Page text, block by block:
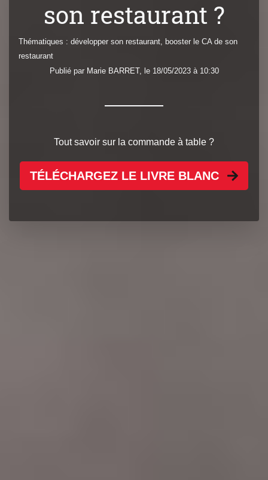
son restaurant ?
Thématiques : développer son restaurant, booster le CA de son
restaurant
Publié par Marie BARRET, le 18/05/2023 à 10:30
Tout savoir sur la commande à table ?
TÉLÉCHARGEZ LE LIVRE BLANC